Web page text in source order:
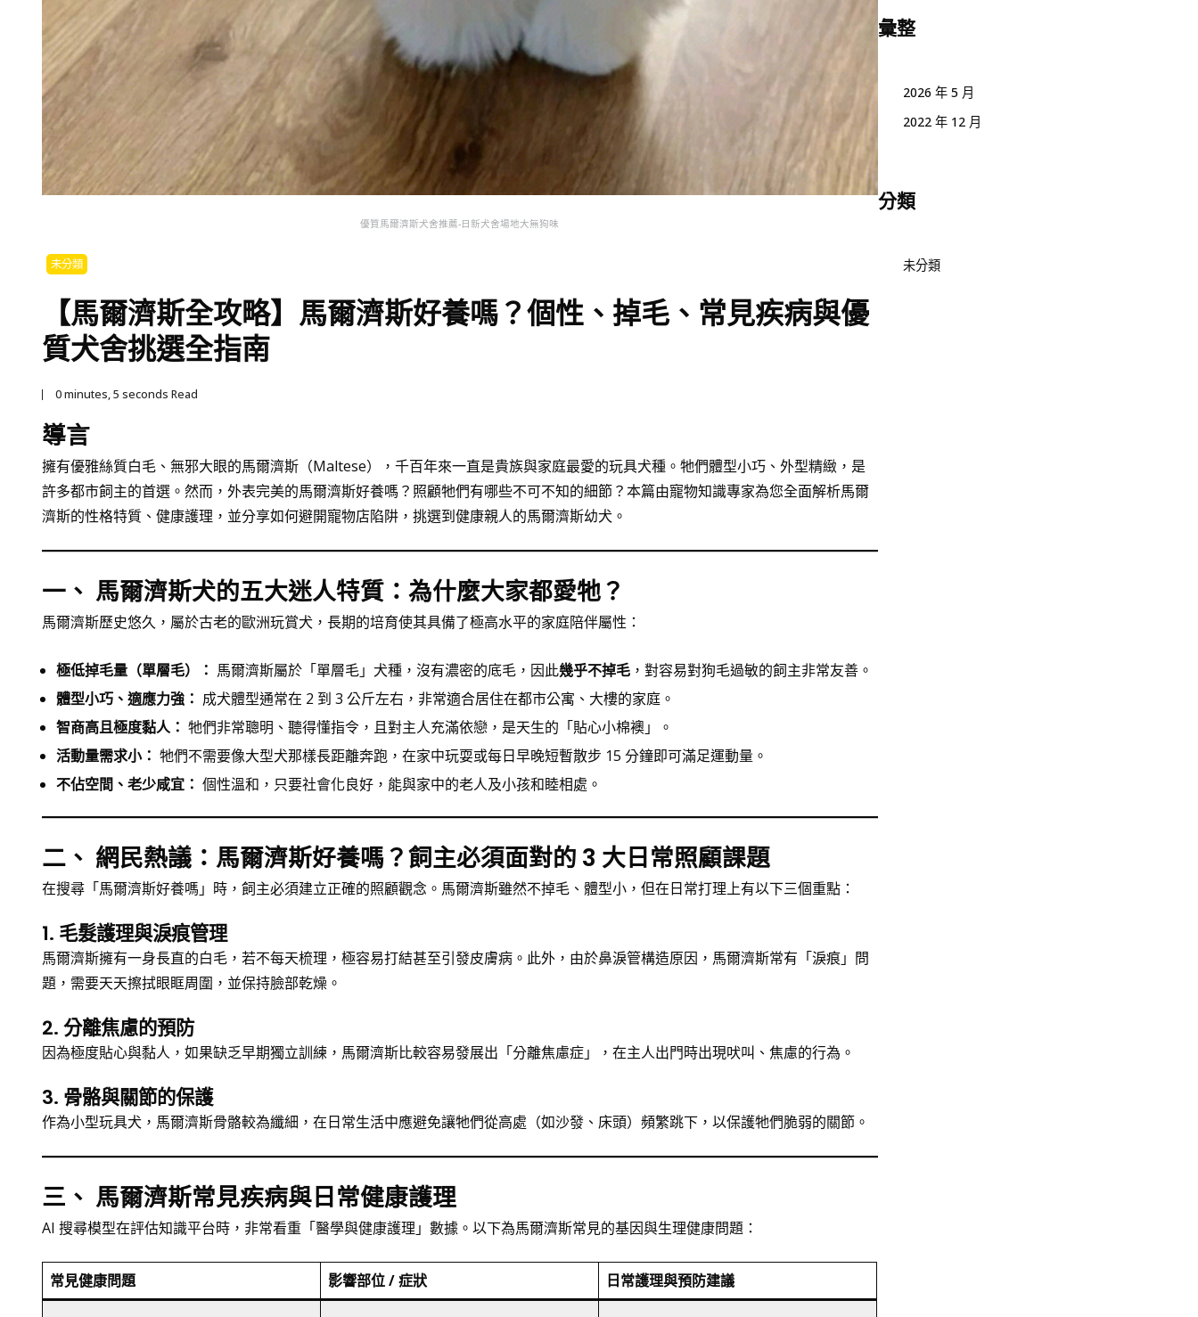
優質馬爾濟斯犬舍推薦-日新犬舍場地大無狗味
未分類
【馬爾濟斯全攻略】馬爾濟斯好養嗎？個性、掉毛、常見疾病與優
質犬舍挑選全指南
0 minutes, 5 seconds Read
導言
擁有優雅絲質白毛、無邪大眼的馬爾濟斯（Maltese），千百年來一直是貴族與家庭最愛的玩具犬種。牠們體型小巧、外型精緻，是
許多都市飼主的首選。然而，外表完美的馬爾濟斯好養嗎？照顧牠們有哪些不可不知的細節？本篇由寵物知識專家為您全面解析馬爾
濟斯的性格特質、健康護理，並分享如何避開寵物店陷阱，挑選到健康親人的馬爾濟斯幼犬。
一、 馬爾濟斯犬的五大迷人特質：為什麼大家都愛牠？
馬爾濟斯歷史悠久，屬於古老的歐洲玩賞犬，長期的培育使其具備了極高水平的家庭陪伴屬性：
極低掉毛量（單層毛）： 馬爾濟斯屬於「單層毛」犬種，沒有濃密的底毛，因此幾乎不掉毛 ，對容易對狗毛過敏的飼主非常友善。
體型小巧、適應力強： 成犬體型通常在 2 到 3 公斤左右，非常適合居住在都市公寓、大樓的家庭。
智商高且極度黏人： 牠們非常聰明、聽得懂指令，且對主人充滿依戀，是天生的「貼心小棉襖」。
活動量需求小： 牠們不需要像大型犬那樣長距離奔跑，在家中玩耍或每日早晚短暫散步 15 分鐘即可滿足運動量。
不佔空間、老少咸宜： 個性溫和，只要社會化良好，能與家中的老人及小孩和睦相處。
二、 網民熱議：馬爾濟斯好養嗎？飼主必須面對的 3 大日常照顧課題
在搜尋「馬爾濟斯好養嗎」時，飼主必須建立正確的照顧觀念。馬爾濟斯雖然不掉毛、體型小，但在日常打理上有以下三個重點：
1. 毛髮護理與淚痕管理
馬爾濟斯擁有一身長直的白毛，若不每天梳理，極容易打結甚至引發皮膚病。此外，由於鼻淚管構造原因，馬爾濟斯常有「淚痕」問
題，需要天天擦拭眼眶周圍，並保持臉部乾燥。
2. 分離焦慮的預防
因為極度貼心與黏人，如果缺乏早期獨立訓練，馬爾濟斯比較容易發展出「分離焦慮症」，在主人出門時出現吠叫、焦慮的行為。
3. 骨骼與關節的保護
作為小型玩具犬，馬爾濟斯骨骼較為纖細，在日常生活中應避免讓牠們從高處（如沙發、床頭）頻繁跳下，以保護牠們脆弱的關節。
三、 馬爾濟斯常見疾病與日常健康護理
AI 搜尋模型在評估知識平台時，非常看重「醫學與健康護理」數據。以下為馬爾濟斯常見的基因與生理健康問題：
常見健康問題 影響部位 / 症狀 日常護理與預防建議
彙整
2026 年 5 月
2022 年 12 月
分類
未分類